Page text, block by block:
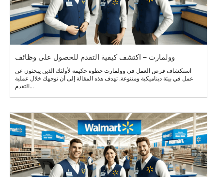
وولمارت – اكتشف كيفية التقدم للحصول على وظائف
استكشاف فرص العمل في وولمارت خطوة حكيمة لأولئك الذين يبحثون عن
عمل في بيئة ديناميكية ومتنوعة. تهدف هذه المقالة إلى أن توجهك خلال عملية
التقدم...